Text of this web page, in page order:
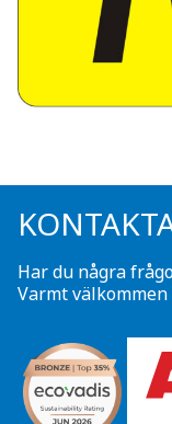
Har du några
Varmt